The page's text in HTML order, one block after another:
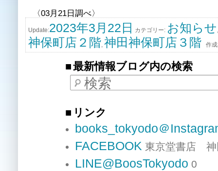
〈03月21日調べ〉
Update:2023年3月22日 カテゴリー: お知らせ
神保町店２階 神田神保町店３階 作
最新情報ブログ内の検索
検索
リンク
books_tokyodo＠
FACEBOOK 東京堂書店 神
LINE@BoosTokyodo 0